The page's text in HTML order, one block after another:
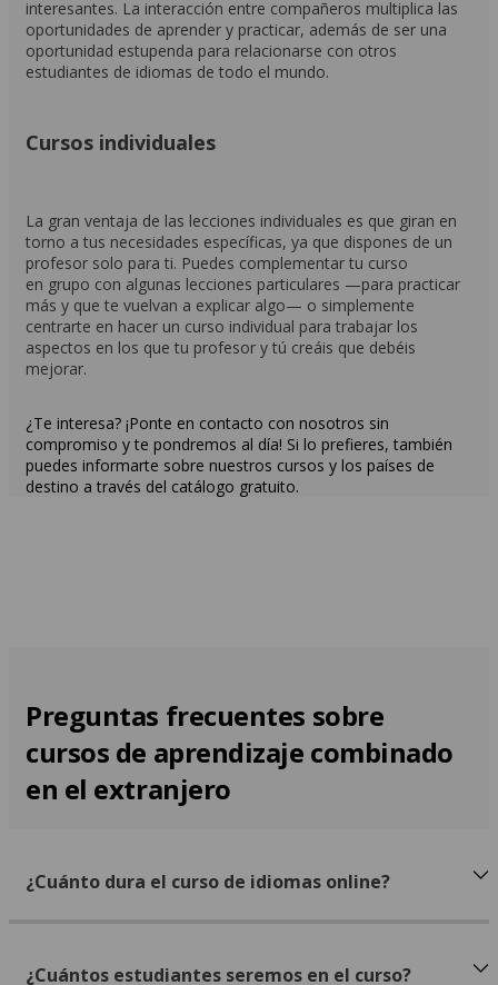
interesantes. La interacción entre compañeros multiplica las
oportunidades de aprender y practicar, además de ser una
oportunidad estupenda para relacionarse con otros
estudiantes de idiomas de todo el mundo.
Cursos individuales
La gran ventaja de las lecciones individuales es que giran en
torno a tus necesidades específicas, ya que dispones de un
profesor solo para ti. Puedes complementar tu curso
en grupo con algunas lecciones particulares —para practicar
más y que te vuelvan a explicar algo— o simplemente
centrarte en hacer un curso individual para trabajar los
aspectos en los que tu profesor y tú creáis que debéis
mejorar.
¿Te interesa? ¡Ponte en contacto con nosotros sin
compromiso y te pondremos al día! Si lo prefieres, también
puedes informarte sobre nuestros cursos y los países de
destino a través del catálogo gratuito.
Preguntas frecuentes sobre
cursos de aprendizaje combinado
en el extranjero
¿Cuánto dura el curso de idiomas online?
¿Cuántos estudiantes seremos en el curso?